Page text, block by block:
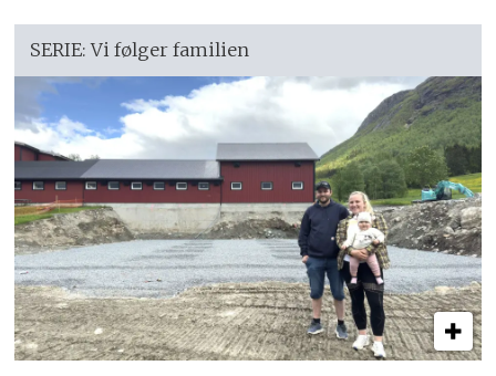
SERIE: Vi følger familien